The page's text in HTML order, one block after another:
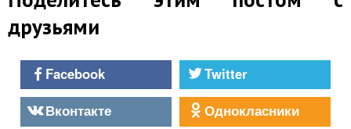
друзьями
Facebook
Twitter
Вконтакте
Однокласники